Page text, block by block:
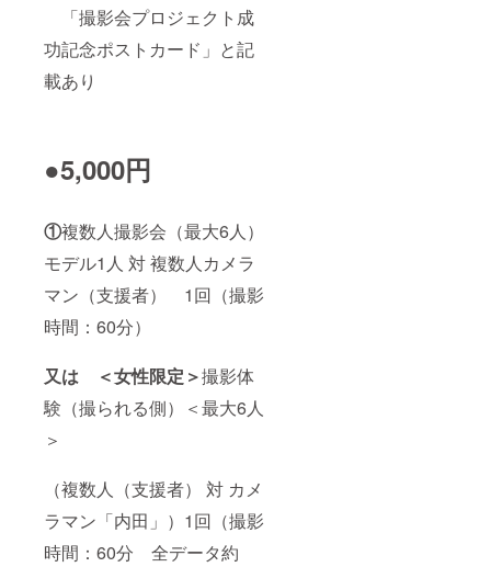
「撮影会プロジェクト成
功記念ポストカード」と記
載あり
●5,000円
①複数人撮影会（最大6人）
モデル1人 対 複数人カメラ
マン（支援者） 1回（撮影
時間：60分）
又は ＜女性限定＞撮影体
験（撮られる側）＜最大6人
＞
（複数人（支援者） 対 カメ
ラマン「内田」）1回（撮影
時間：60分 全データ約